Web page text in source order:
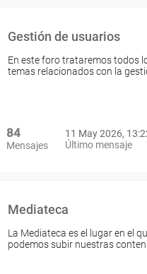
Gestión de usuarios
En este foro trataremos todos
temas relacionados con la
84
Mensajes
11 May 2026,
Último mensaje
Mediateca
La Mediateca es el lugar en el
podemos subir nuestras